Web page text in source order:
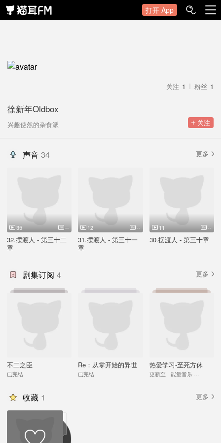
打开 App
粉丝 1
关注 1
徐新年Oldbox
兴趣使然的杂食派 关注
声音 34 更多
32.摆渡人 - 第三十二
章
35 --
31.摆渡人 - 第三十一
章
12 --
30.摆渡人 - 第三十章
11 --
剧集订阅 4 更多
不二之臣
已完结
Re：从零开始的异世
界生活
已完结
热爱学习-至死方休
（学习向白噪音）
更新至 能量音乐 - 灵气
收藏 1 更多